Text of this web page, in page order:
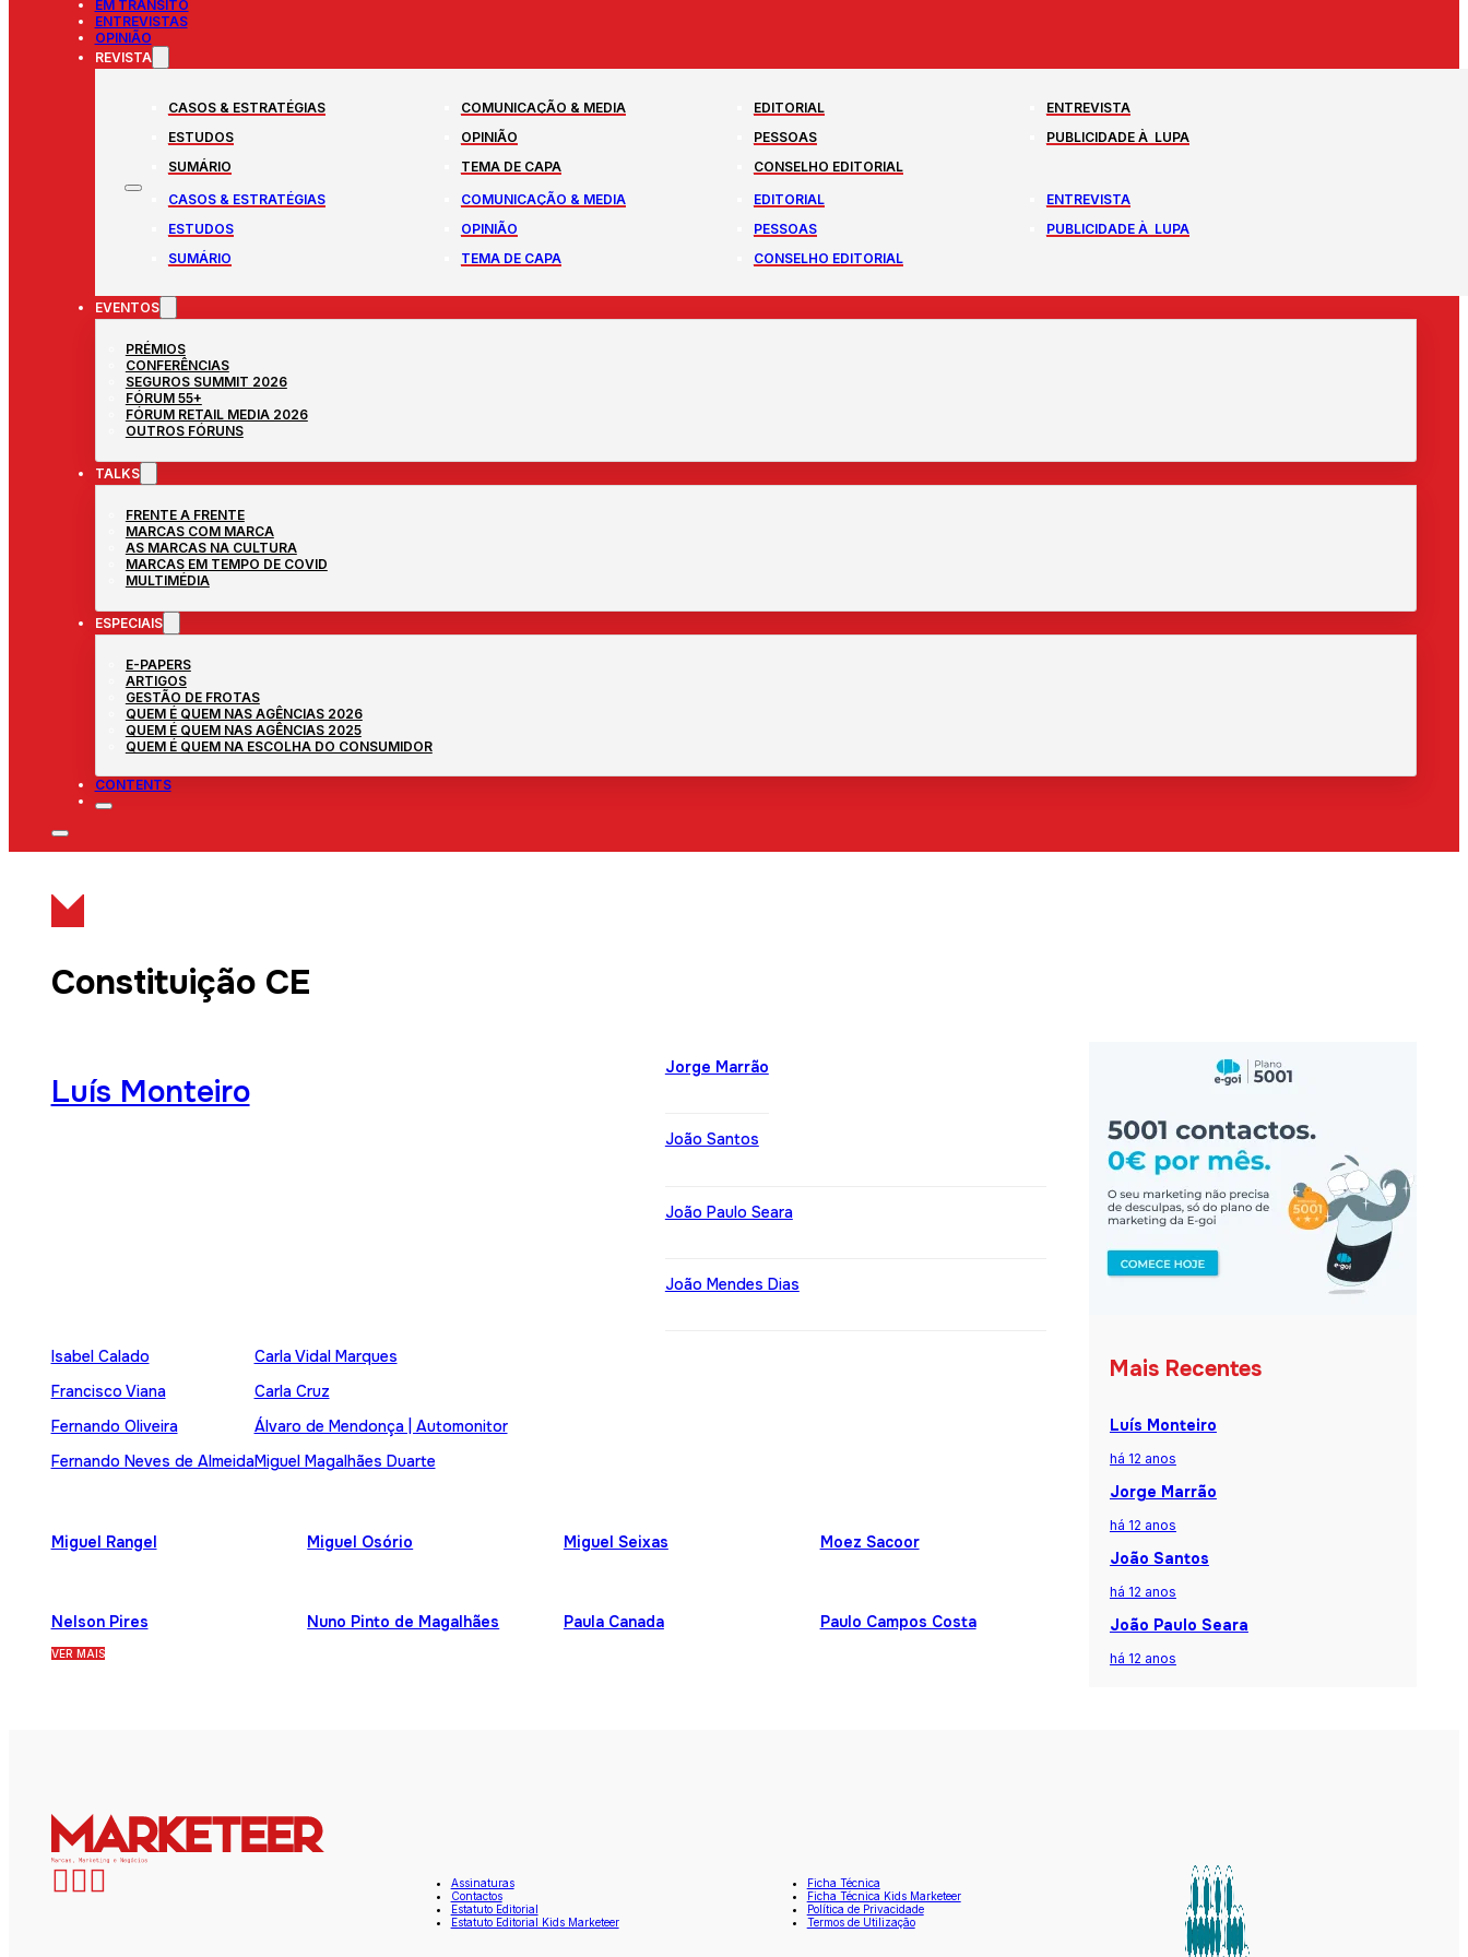
EM TRÂNSITO
ENTREVISTAS
OPINIÃO
REVISTA
CASOS & ESTRATÉGIAS COMUNICAÇÃO & MEDIA EDITORIAL
ENTREVISTA
ESTUDOS
OPINIÃO PESSOAS
PUBLICIDADE À LUPA
SUMÁRIO
TEMA DE CAPA
CONSELHO EDITORIAL
CASOS & ESTRATÉGIAS
COMUNICAÇÃO & MEDIA EDITORIAL
ENTREVISTA
ESTUDOS
OPINIÃO PESSOAS
PUBLICIDADE À LUPA
SUMÁRIO
TEMA DE CAPA CONSELHO EDITORIAL
EVENTOS
PRÉMIOS
CONFERÊNCIAS
SEGUROS SUMMIT 2026
FÓRUM 55+
FÓRUM RETAIL MEDIA 2026
OUTROS FÓRUNS
TALKS
FRENTE A FRENTE
MARCAS COM MARCA
AS MARCAS NA CULTURA
MARCAS EM TEMPO DE COVID
MULTIMÉDIA
ESPECIAIS
E-PAPERS
ARTIGOS
GESTÃO DE FROTAS
QUEM É QUEM NAS AGÊNCIAS 2026
QUEM É QUEM NAS AGÊNCIAS 2025
QUEM É QUEM NA ESCOLHA DO CONSUMIDOR
CONTENTS
Constituição CE
Luís Monteiro
Jorge Marrão
João Santos
João Paulo Seara
João Mendes Dias
Isabel Calado
Francisco Viana
Fernando Oliveira
Fernando Neves de Almeida
Carla Vidal Marques
Carla Cruz
Álvaro de Mendonça | Automonitor
Miguel Magalhães Duarte
Miguel Rangel Miguel Osório Miguel Seixas Moez Sacoor
Nelson Pires Nuno Pinto de Magalhães Paula Canada Paulo Campos Costa
VER MAIS
Mais Recentes
Luís Monteiro
há 12 anos
Jorge Marrão
há 12 anos
João Santos
há 12 anos
João Paulo Seara
há 12 anos
Assinaturas
Contactos
Estatuto Editorial
Estatuto Editorial Kids Marketeer
Ficha Técnica
Ficha Técnica Kids Marketeer
Política de Privacidade
Termos de Utilização